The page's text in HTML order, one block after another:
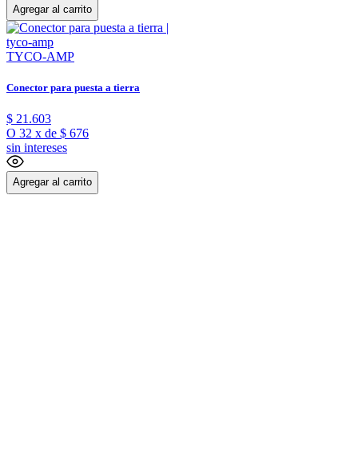
Agregar al carrito
TYCO-AMP
Conector para puesta a tierra
$ 21 .603
O 32 x de $ 676
sin intereses
Agregar al carrito